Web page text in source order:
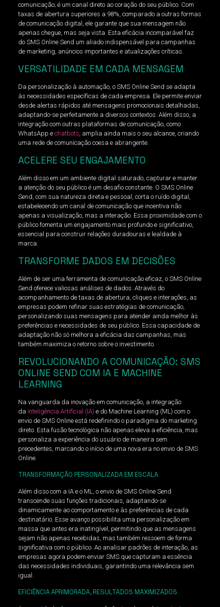
comunicação; é um canal direto ao coração do seu público. Com
taxas de abertura superiores a 98%, comparado a outras formas
de comunicação digital, ele garante que sua mensagem não
apenas chegue, mas seja vista. Esta eficácia incomparável faz
do SMS Online Send um aliado indispensável para campanhas
de marketing, anúncios importantes e atualizações críticas.
VERSATILIDADE EM CADA MENSAGEM
Da personalização à automação, o SMS Online Send se adapta
às necessidades específicas de cada empresa. Ele permite enviar
desde alertas rápidos até mensagens promocionais detalhadas,
adaptando-se perfeitamente a diversos contextos. Além disso, a
integração com outras plataformas de comunicação, como
WhatsApp e chatbots , amplia ainda mais o seu alcance, criando
uma rede de comunicação coesa e abrangente.
ACELERE SEU ENGAJAMENTO
Além disso em um ambiente digital saturado, capturar e manter
a atenção do seu público é um desafio constante. O SMS Online
Send, com sua natureza direta e pessoal, corta o ruído digital,
estabelecendo um canal de comunicação que incentiva não
apenas a visualização, mas a interação. Essa proximidade com o
público fomenta um engajamento mais profundo e significativo,
essencial para construir relações duradouras e lealdade à
marca.
TRANSFORME DADOS EM DECISÕES
Além de ser uma ferramenta de comunicação eficaz, o SMS Online
Send oferece valiosas análises de dados. Através do
acompanhamento de taxas de abertura, cliques e interações, as
empresas podem refinar suas estratégias de comunicação,
personalizando suas mensagens para atender ainda melhor às
preferências e necessidades de seu público. Essa capacidade de
adaptação não só melhora a eficácia das campanhas, mas
também maximiza o retorno sobre o investimento.
REVOLUCIONANDO A COMUNICAÇÃO: SMS
ONLINE SEND COM IA E MACHINE
LEARNING
Na vanguarda da inovação em comunicação, a integração
da Inteligência Artificial (IA) e do Machine Learning (ML) com o
envio de SMS Online está redefinindo o paradigma do marketing
direto. Esta fusão tecnológica não apenas eleva a eficiência, mas
personaliza a experiência do usuário de maneira sem
precedentes, marcando o início de uma nova era no envio de SMS
Online.
TRANSFORMAÇÃO PERSONALIZADA EM ESCALA
Além disso com a IA e o ML, o envio de SMS Online Send
transcende suas funções tradicionais, adaptando-se
dinamicamente ao comportamento e às preferências de cada
destinatário. Esse avanço possibilita uma personalização em
massa que antes era inatingível, permitindo que as mensagens
sejam não apenas recebidas, mas também ressoem de forma
significativa com o público. Ao analisar padrões de interação, as
empresas agora podem enviar SMS que capturam a essência
das necessidades individuais, garantindo uma relevância sem
igual.
EFICIÊNCIA APRIMORADA, RESULTADOS MAXIMIZADOS